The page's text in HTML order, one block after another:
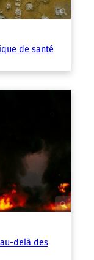
de santé
delà des